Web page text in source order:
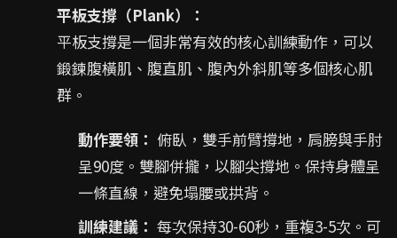
平板支撐（Plank）：
平板支撐是一個非常有效的核心訓練動作，可以
鍛鍊腹橫肌、腹直肌、腹內外斜肌等多個核心肌
群。
動作要領： 俯臥，雙手前臂撐地，肩膀與手肘
呈90度。雙腳併攏，以腳尖撐地。保持身體呈
一條直線，避免塌腰或拱背。
訓練建議： 每次保持30-60秒，重複3-5次。可